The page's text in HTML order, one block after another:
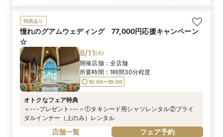
特典あり
憧れのグアムウェディング 77,000円応援キャンペーン
☆
8/11(火)
開催店舗： 全店舗
所要時間： 1時間30分程度
10:00〜19:00
オトクなフェア特典
＜---プレゼント---＞①タキシード用シャツレンタル②ブライ
ダルインナー（上のみ）レンタル
店舗一覧 フェア予約